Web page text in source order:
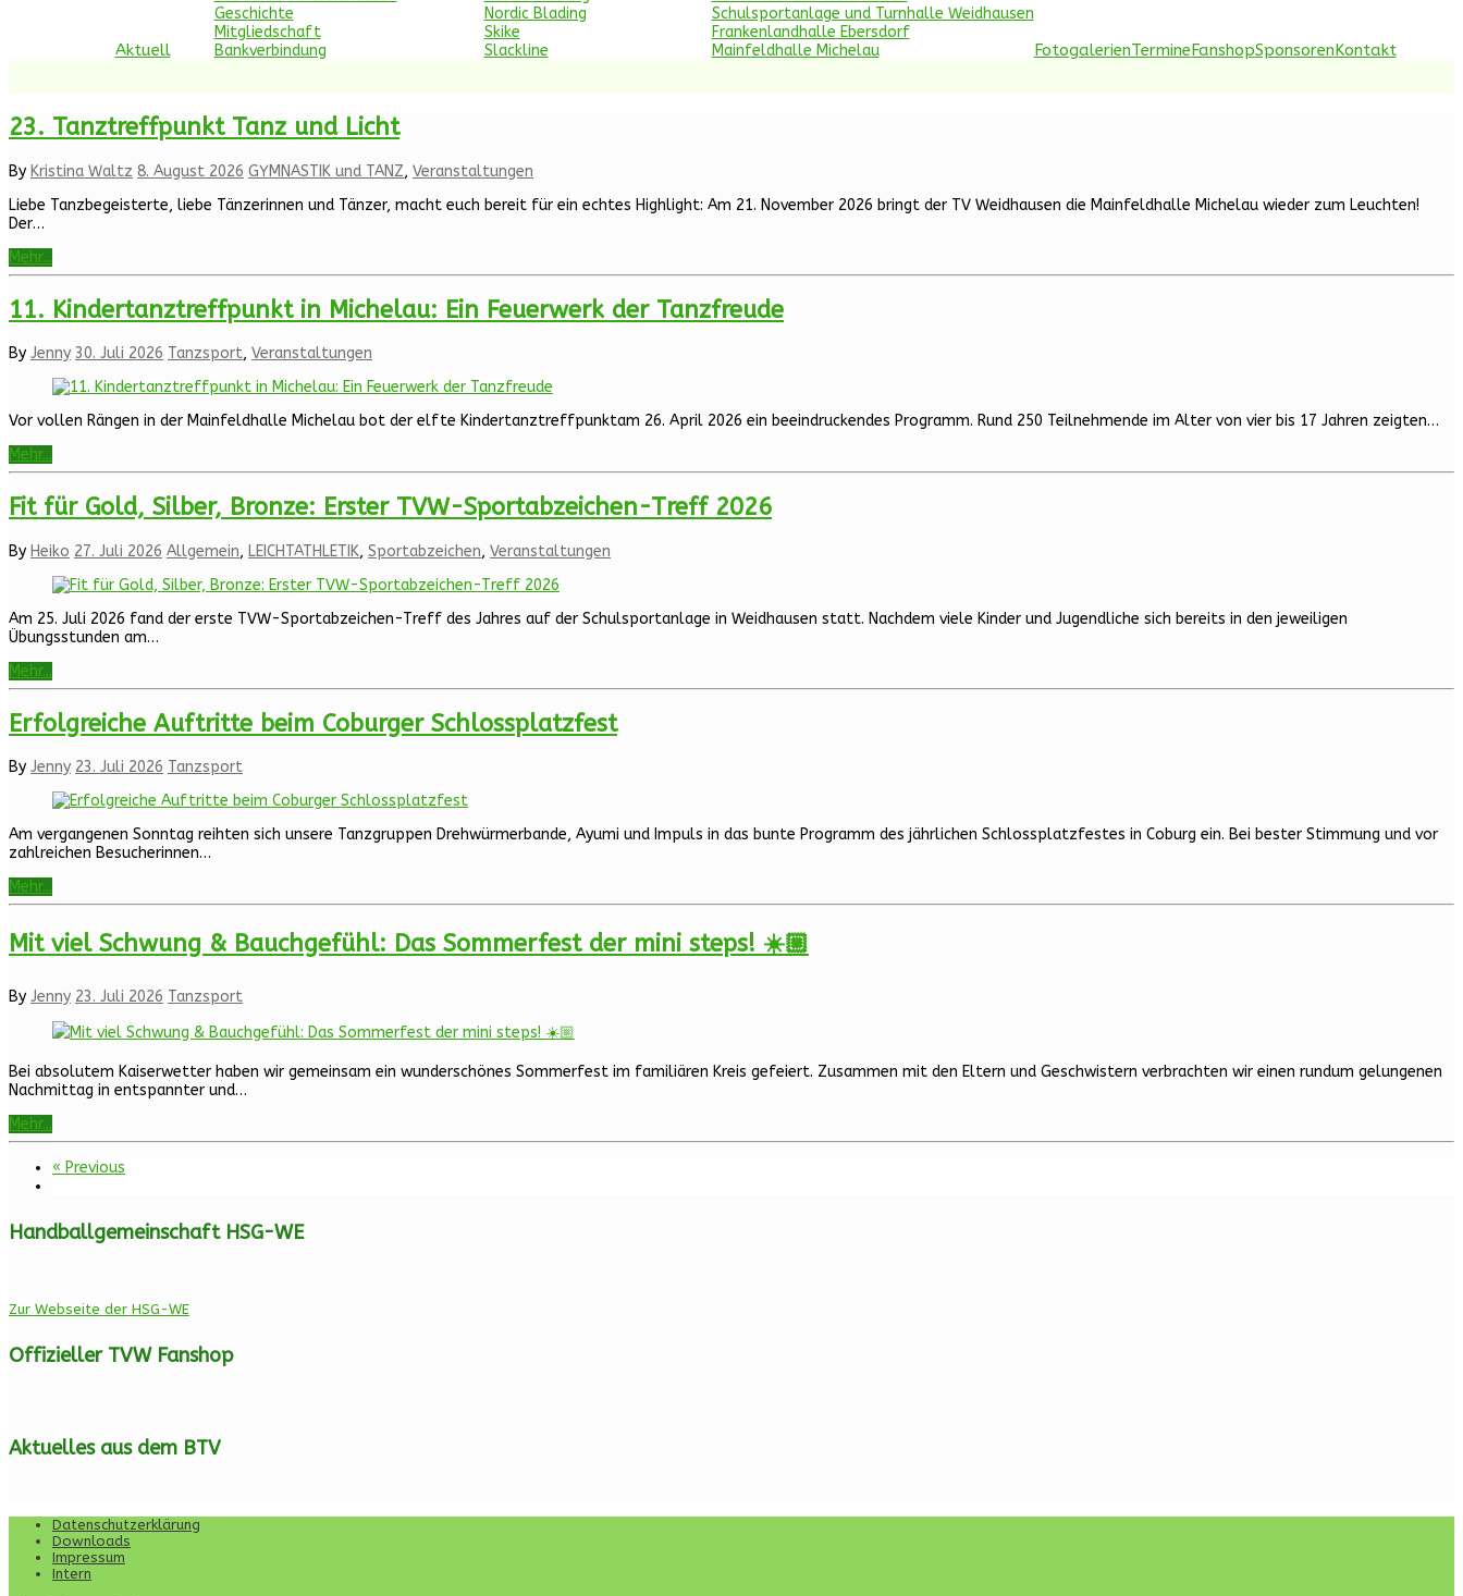
Aktuell
Geschichte
Mitgliedschaft
Bankverbindung
Nordic Blading
Skike
Slackline
Schulsportanlage und Turnhalle Weidhausen
Frankenlandhalle Ebersdorf
Mainfeldhalle Michelau
FotogalerienTermineFanshopSponsorenKontakt
23. Tanztreffpunkt Tanz und Licht
By Kristina Waltz 8. August 2026 GYMNASTIK und TANZ, Veranstaltungen
Liebe Tanzbegeisterte, liebe Tänzerinnen und Tänzer, macht euch bereit für ein echtes Highlight: Am 21. November 2026 bringt der TV Weidhausen die Mainfeldhalle Michelau wieder zum Leuchten!
Der…
Mehr...
11. Kindertanztreffpunkt in Michelau: Ein Feuerwerk der Tanzfreude
By Jenny 30. Juli 2026 Tanzsport, Veranstaltungen
Vor vollen Rängen in der Mainfeldhalle Michelau bot der elfte Kindertanztreffpunktam 26. April 2026 ein beeindruckendes Programm. Rund 250 Teilnehmende im Alter von vier bis 17 Jahren zeigten…
Mehr...
Fit für Gold, Silber, Bronze: Erster TVW-Sportabzeichen-Treff 2026
By Heiko 27. Juli 2026 Allgemein, LEICHTATHLETIK, Sportabzeichen, Veranstaltungen
Am 25. Juli 2026 fand der erste TVW-Sportabzeichen-Treff des Jahres auf der Schulsportanlage in Weidhausen statt. Nachdem viele Kinder und Jugendliche sich bereits in den jeweiligen
Übungsstunden am…
Mehr...
Erfolgreiche Auftritte beim Coburger Schlossplatzfest
By Jenny 23. Juli 2026 Tanzsport
Am vergangenen Sonntag reihten sich unsere Tanzgruppen Drehwürmerbande, Ayumi und Impuls in das bunte Programm des jährlichen Schlossplatzfestes in Coburg ein. Bei bester Stimmung und vor
zahlreichen Besucherinnen…
Mehr...
Mit viel Schwung & Bauchgefühl: Das Sommerfest der mini steps! ☀️🏼
By Jenny 23. Juli 2026 Tanzsport
Bei absolutem Kaiserwetter haben wir gemeinsam ein wunderschönes Sommerfest im familiären Kreis gefeiert. Zusammen mit den Eltern und Geschwistern verbrachten wir einen rundum gelungenen
Nachmittag in entspannter und…
Mehr...
« Previous
Handballgemeinschaft HSG-WE
Zur Webseite der HSG-WE
Offizieller TVW Fanshop
Aktuelles aus dem BTV
Datenschutzerklärung
Downloads
Impressum
Intern